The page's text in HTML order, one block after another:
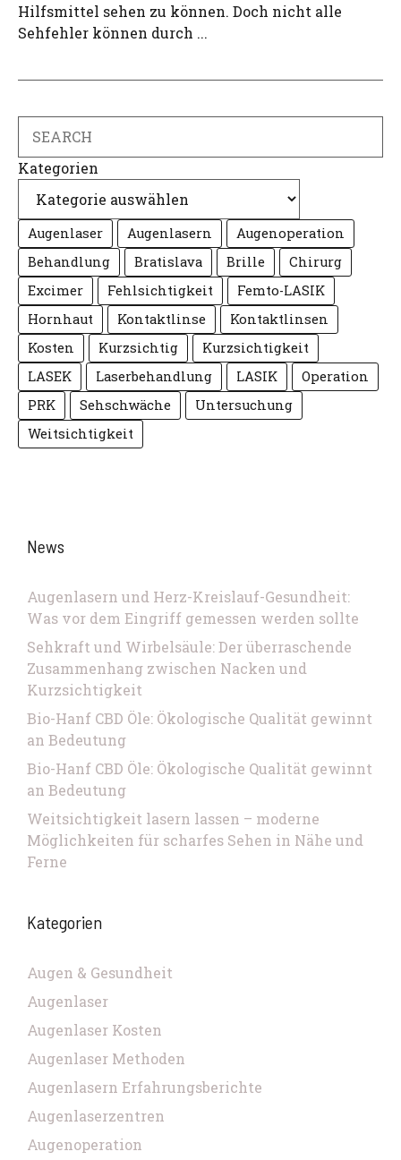
Hilfsmittel sehen zu können. Doch nicht alle
Sehfehler können durch ...
Kategorien
Augenlaser Augenlasern
Augenoperation
Behandlung
Bratislava Brille
Chirurg
Excimer
Fehlsichtigkeit
Femto-LASIK
Hornhaut
Kontaktlinse
Kontaktlinsen
Kosten
Kurzsichtig
Kurzsichtigkeit
LASEK
Laserbehandlung LASIK
Operation
PRK
Sehschwäche
Untersuchung
Weitsichtigkeit
News
Augenlasern und Herz-Kreislauf-Gesundheit:
Was vor dem Eingriff gemessen werden sollte
Sehkraft und Wirbelsäule: Der überraschende
Zusammenhang zwischen Nacken und
Kurzsichtigkeit
Bio-Hanf CBD Öle: Ökologische Qualität gewinnt
an Bedeutung
Bio-Hanf CBD Öle: Ökologische Qualität gewinnt
an Bedeutung
Weitsichtigkeit lasern lassen – moderne
Möglichkeiten für scharfes Sehen in Nähe und
Ferne
Kategorien
Augen & Gesundheit
Augenlaser
Augenlaser Kosten
Augenlaser Methoden
Augenlasern Erfahrungsberichte
Augenlaserzentren
Augenoperation